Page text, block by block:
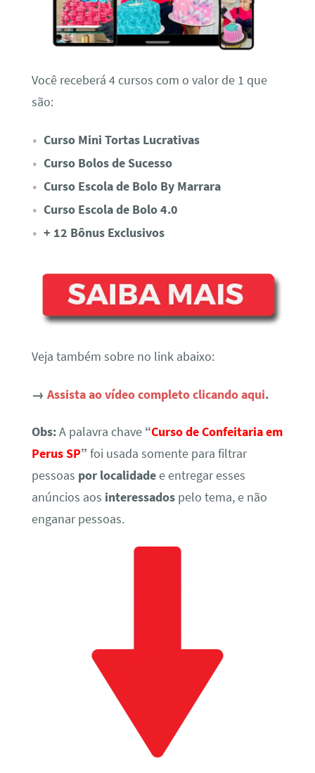
Você receberá 4 cursos com o valor de 1 que
são:
Curso Mini Tortas Lucrativas
Curso Bolos de Sucesso
Curso Escola de Bolo By Marrara
Curso Escola de Bolo 4.0
+ 12 Bônus Exclusivos
Veja também sobre no link abaixo:
→ Assista ao vídeo completo clicando aqui.
Obs:A palavra chave “Curso de Confeitaria em
Perus SP” foi usada somente para filtrar
pessoas por localidadee entregar esses
anúncios aos interessadospelo tema, e não
enganar pessoas.